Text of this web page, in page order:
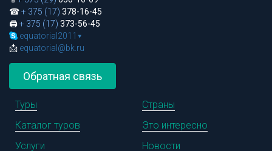
☎+ 375 (17) 378-16-45
🖨+ 375 (17) 373-56-45
equatorial2011 ▾
📩 equatorial@bk.ru
Обратная связь
Туры
Страны
Каталог туров
Это интересно
Услуги
Новости